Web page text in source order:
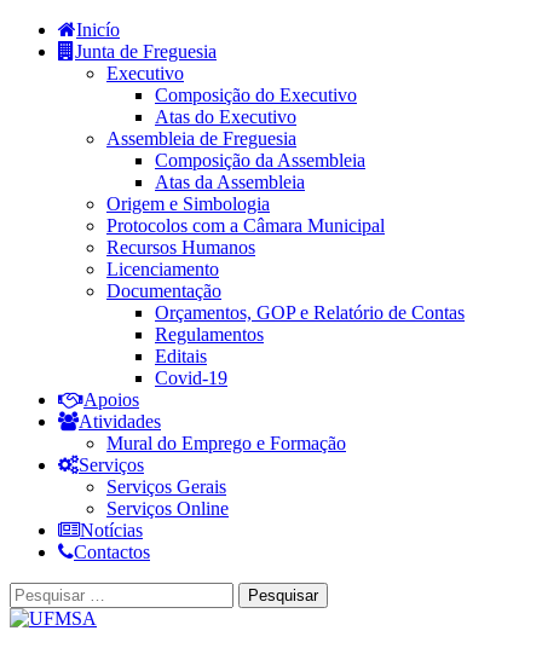
Inicío
Junta de Freguesia
Executivo
Composição do Executivo
Atas do Executivo
Assembleia de Freguesia
Composição da Assembleia
Atas da Assembleia
Origem e Simbologia
Protocolos com a Câmara Municipal
Recursos Humanos
Licenciamento
Documentação
Orçamentos, GOP e Relatório de Contas
Regulamentos
Editais
Covid-19
Apoios
Atividades
Mural do Emprego e Formação
Serviços
Serviços Gerais
Serviços Online
Notícias
Contactos